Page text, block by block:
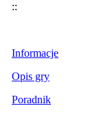
::
Informacje
Opis gry
Poradnik